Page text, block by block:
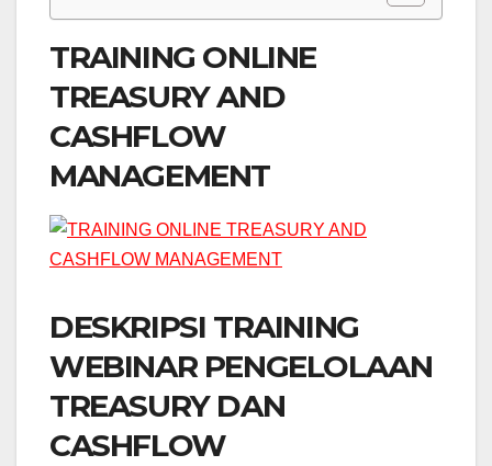
TRAINING ONLINE
TREASURY AND
CASHFLOW
MANAGEMENT
DESKRIPSI TRAINING
WEBINAR PENGELOLAAN
TREASURY DAN
CASHFLOW